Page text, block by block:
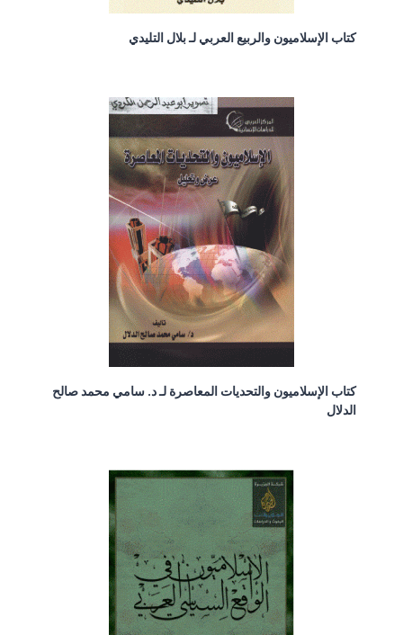
كتاب الإسلاميون والربيع العربي لـ بلال التليدي
كتاب الإسلاميون والتحديات المعاصرة لـ د. سامي محمد صالح
الدلال